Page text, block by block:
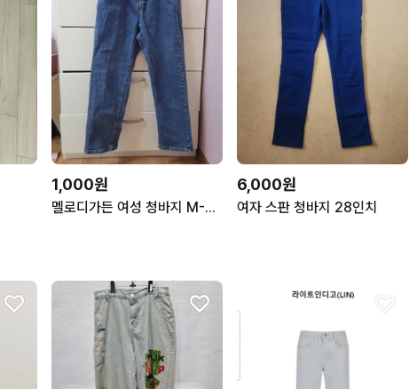
1,000원
멜로디가든 여성 청바지 M-마른L
6,000원
여자 스판 청바지 28인치